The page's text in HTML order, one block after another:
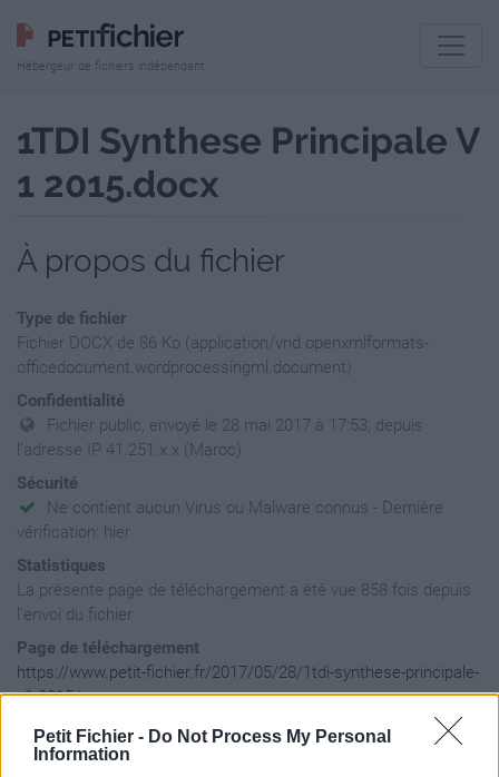
Petit Fichier - Do Not Process My Personal
Information
Hébergeur de fichiers indépendant
1TDI Synthese Principale V
1 2015.docx
À propos du fichier
Type de fichier
Fichier DOCX de 86 Ko (application/vnd.openxmlformats-
officedocument.wordprocessingml.document)
Confidentialité
Fichier public, envoyé le 28 mai 2017 à 17:53, depuis
l'adresse IP 41.251.x.x (Maroc)
Sécurité
Ne contient aucun Virus ou Malware connus - Dernière
vérification: hier
Statistiques
La présente page de téléchargement a été vue 858 fois depuis
l'envoi du fichier
Page de téléchargement
https://www.petit-fichier.fr/2017/05/28/1tdi-synthese-principale-
v1-2015/